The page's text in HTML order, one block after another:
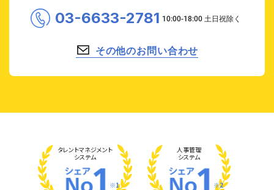
03-6633-2781
その他のお問い合わせ
タレントマネジメント
システム
※1
人事管理
システム
※2